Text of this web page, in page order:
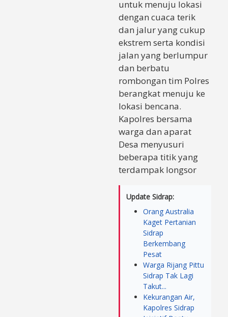
untuk menuju lokasi
dengan cuaca terik
dan jalur yang cukup
ekstrem serta kondisi
jalan yang berlumpur
dan berbatu
rombongan tim Polres
berangkat menuju ke
lokasi bencana.
Kapolres bersama
warga dan aparat
Desa menyusuri
beberapa titik yang
terdampak longsor
Update Sidrap:
Orang Australia
Kaget Pertanian
Sidrap
Berkembang
Pesat
Warga Rijang Pittu
Sidrap Tak Lagi
Takut...
Kekurangan Air,
Kapolres Sidrap